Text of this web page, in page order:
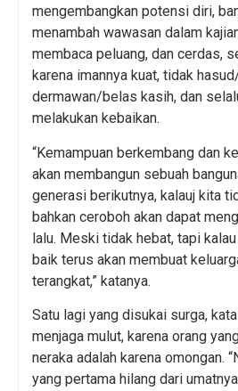
mengembangkan potensi diri,
menambah wawasan dalam
membaca peluang, dan cerdas,
karena imannya kuat, tidak
dermawan/belas kasih, dan
melakukan kebaikan.
“Kemampuan berkembang dan
akan membangun sebuah
generasi berikutnya, kalauj kita
bahkan ceroboh akan dapat
lalu. Meski tidak hebat, tapi
baik terus akan membuat
terangkat,” katanya.
Satu lagi yang disukai surga,
menjaga mulut, karena orang
neraka adalah karena omongan.
yang pertama hilang dari